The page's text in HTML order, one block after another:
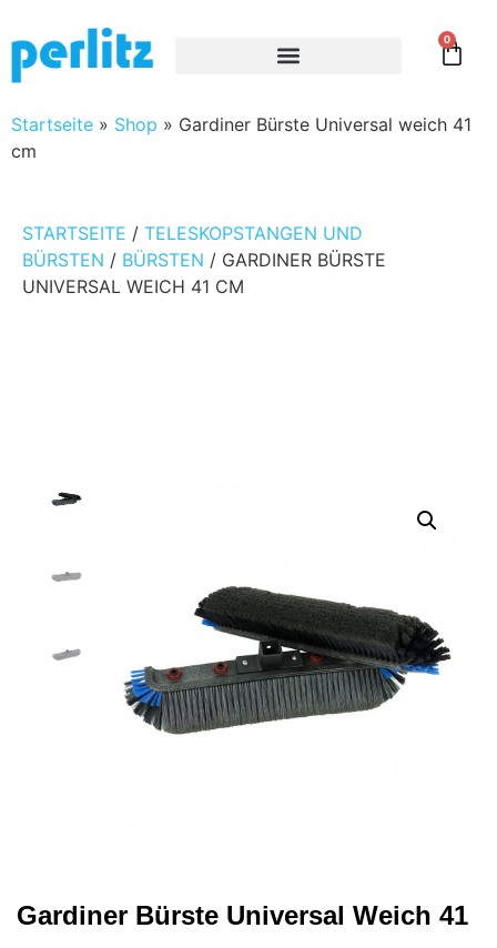
0
Startseite » Shop » Gardiner Bürste Universal weich 41
cm
STARTSEITE / TELESKOPSTANGEN UND
BÜRSTEN / BÜRSTEN / GARDINER BÜRSTE
UNIVERSAL WEICH 41 CM
Gardiner Bürste Universal Weich 41